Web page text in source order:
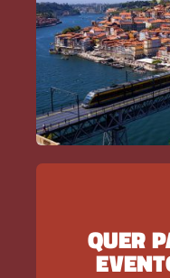
QUER